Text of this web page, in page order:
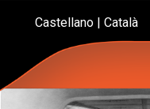
Castellano |Català